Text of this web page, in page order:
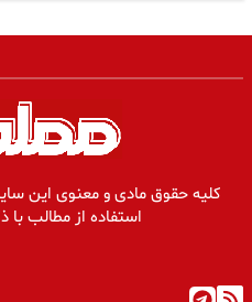
کلیه حقوق مادی و معنوی این
استفاده از مطالب با